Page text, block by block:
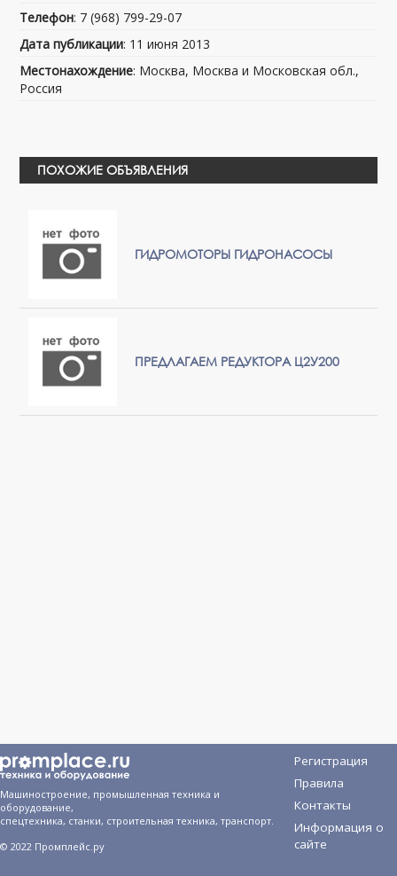
Телефон: 7 (968) 799-29-07
Дата публикации: 11 июня 2013
Местонахождение: Москва, Москва и Московская обл.,
Россия
ПОХОЖИЕ ОБЪЯВЛЕНИЯ
ГИДРОМОТОРЫ ГИДРОНАСОСЫ
ПРЕДЛАГАЕМ РЕДУКТОРА Ц2У200
Машиностроение, промышленная техника и
оборудование,
спецтехника, станки, строительная техника, транспорт.
© 2022 Промплейс.ру
Регистрация
Правила
Контакты
Информация о
сайте